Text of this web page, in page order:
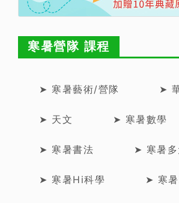
寒暑營隊 課程
➤ 寒暑藝術/營隊 ➤
➤ 天文 ➤ 寒暑數學
➤ 寒暑書法 ➤ 寒暑
➤ 寒暑Hi科學 ➤ 寒